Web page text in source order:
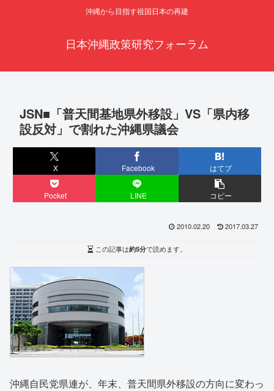
沖縄から目指す祖国日本の再建
日本沖縄政策研究フォーラム
JSN■「普天間基地県外移設」VS「県内移
設反対」で割れた沖縄県議会
X Facebook はてブ
Pocket LINE コピー
2010.02.20 2017.03.27
この記事は約5分で読めます。
沖縄自民党県連が、年末、普天間県外移設の方向に変わっ